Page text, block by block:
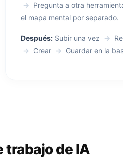
→ Pregunta a otra herramienta
el mapa mental por separado.
Después: Subir una vez →
→ Crear → Guardar en la
trabajo de IA